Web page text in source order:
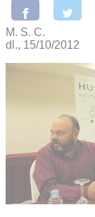
M. S. C.
dl., 15/10/2012